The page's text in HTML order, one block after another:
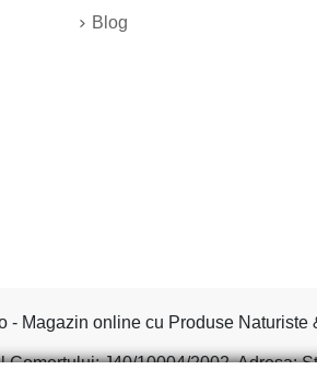
Blog
- Magazin online cu Produse Naturiste
J40/10004/2002, Adresa: